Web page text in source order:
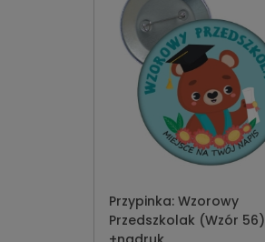
Przypinka: Wzorowy
Przedszkolak (Wzór 56)